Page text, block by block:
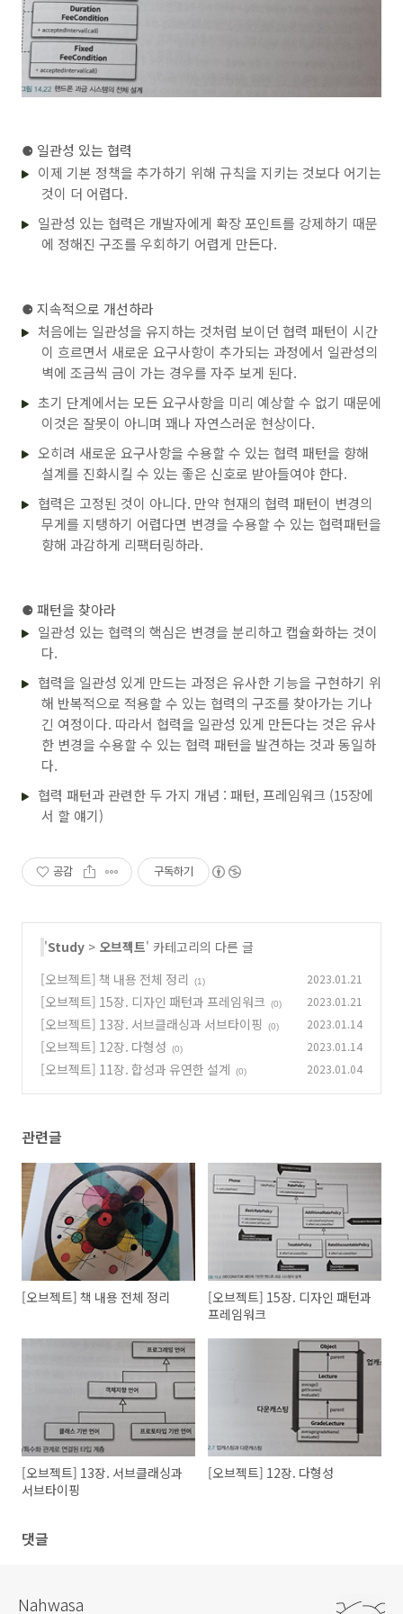
this
this.to = to;
    }
public Money
if (call.getDuration().compareTo(to) >
return Money.ZERO;
if (call.getDuration().compareTo(from) <
return
        }
// 부모 클래스의 calculateFee(phone)은 Phone 클
// calculateFee(phone)을 재사용하기 위해 데이터
        Phone phone =
new Phone( null);
        phone.call(
new
    }
}
---
public class DurationDiscountPolicy extends
public DurationDiscountPolicy
this.rules = rules;
    }
@Override
        Money result = Money.ZERO;
for(DurationDiscountRule rule: rules) {
            result.plus(rule.calculate(call));
        }
private
return feeRules
                .stream()
.map(rule ->
.reduce(Money.ZERO, (first, second)
    }
}
public class TimeOfDayFeeCondition
private LocalTime from;
private LocalTime to;
this.from = from;
this.to = to;
public
List<DateTimeInterval>
return call.getInterval().splitByDay()
                .stream()
.filter(each ->
                .map(each -> DateTimeInterval.of(
                .collect(Collectors.toList());
    }
private LocalTime
(DateTimeInterval
return
from :
private LocalTime to (DateTimeInterval interval)
return
                to : interval.getTo().toLocalTime();
---
public class DayOfWeekFeeCondition implements
public DayOfWeekFeeCondition (DayOfWeek ...
this.dayOfWeeks = Arrays.asList(dayOfWeeks);
    }
@Override
public List<DateTimeInterval> findTimeIntervals
                .splitByDay()
                .stream()
                .filter(each ->
}
---
public class DurationFeeCondition implements
private Duration to;
public DurationFeeCondition
(Duration from,
this.to = to;
    }
@Override
public List<DateTimeInterval> findTimeIntervals
if
return Collections.emptyList();
    }
⚈ 일관성 있는 협력
이제 기본 정책을 추가하기 위해 규칙을 지키는 것보다 어기는
것이 더 어렵다.
일관성 있는 협력은 개발자에게 확장 포인트를 강제하기 때문
에 정해진 구조를 우회하기 어렵게 만든다.
⚈지속적으로 개선하라
처음에는 일관성을 유지하는 것처럼 보이던 협력 패턴이 시간
이 흐르면서 새로운 요구사항이 추가되는 과정에서 일관성의
벽에 조금씩 금이 가는 경우를 자주 보게 된다.
초기 단계에서는 모든 요구사항을 미리 예상할 수 없기 때문에
이것은 잘못이 아니며 꽤나 자연스러운 현상이다.
오히려 새로운 요구사항을 수용할 수 있는 협력 패턴을 향해
설계를 진화시킬 수 있는 좋은 신호로 받아들여야 한다.
협력은 고정된 것이 아니다. 만약 현재의 협력 패턴이 변경의
무게를 지탱하기 어렵다면 변경을 수용할 수 있는 협력패턴을
향해 과감하게 리팩터링하라.
⚈패턴을 찾아라
일관성 있는 협력의 핵심은 변경을 분리하고 캡슐화하는 것이
다.
협력을 일관성 있게 만드는 과정은 유사한 기능을 구현하기 위
해 반복적으로 적용할 수 있는 협력의 구조를 찾아가는 기나
긴 여정이다. 따라서 협력을 일관성 있게 만든다는 것은 유사
한 변경을 수용할 수 있는 협력 패턴을 발견하는 것과 동일하
다.
협력 패턴과 관련한 두 가지 개념 : 패턴, 프레임워크 (15장에
서 할 얘기)
공감 구독하기
'Study > 오브젝트' 카테고리의 다른 글
[오브젝트] 책 내용 전체 정리
(1) 2023.01.21
[오브젝트] 15장. 디자인 패턴과 프레임워크 (0) 2023.01.21
[오브젝트] 13장. 서브클래싱과 서브타이핑 (0) 2023.01.14
[오브젝트] 12장. 다형성 (0) 2023.01.14
[오브젝트] 11장. 합성과 유연한 설계 (0) 2023.01.04
관련글
[오브젝트] 책 내용 전체 정리
[오브젝트] 15장. 디자인 패턴과
프레임워크
[오브젝트] 13장. 서브클래싱과
서브타이핑
[오브젝트] 12장. 다형성
댓글
Nahwasa